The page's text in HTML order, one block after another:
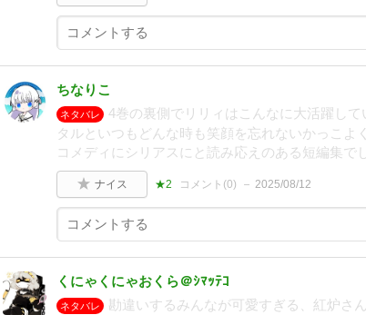
ちなりこ
ネタバレ
4巻の裏側でリリィはこんなに大活躍し
タルといつもどんな時も笑顔を忘れないかっこよ
コメディにシリアスにと読み応えのある短編集で
ナイス ★2 コメント(0) 2025/08/12
くにゃくにゃおくら＠ｼﾏｯﾃｺ
ネタバレ
勘違いするみんなが可愛すぎる、紅炉さ